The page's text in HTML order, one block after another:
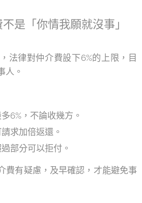
是「你情我願就沒事」
法律對仲介費設下6%的上限，目
人。
6%，不論收幾方。
求加倍返還。
部分可以拒付。
費有疑慮，及早確認，才能避免事